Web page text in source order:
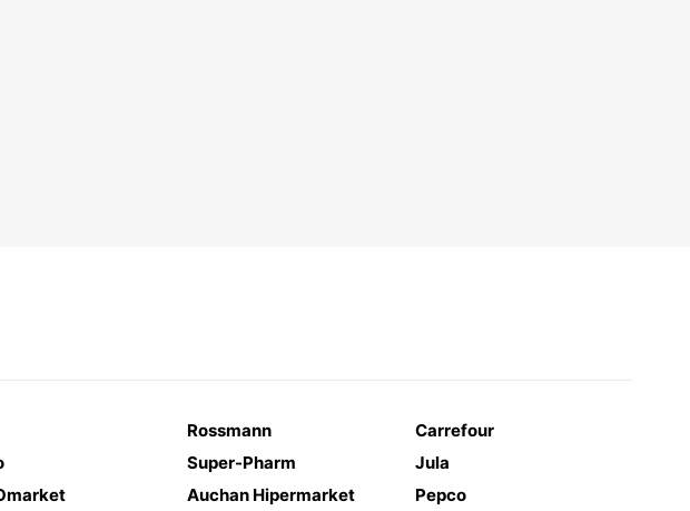
Rossmann
Carrefour
Super-Pharm
Jula
Auchan Hipermarket
Pepco